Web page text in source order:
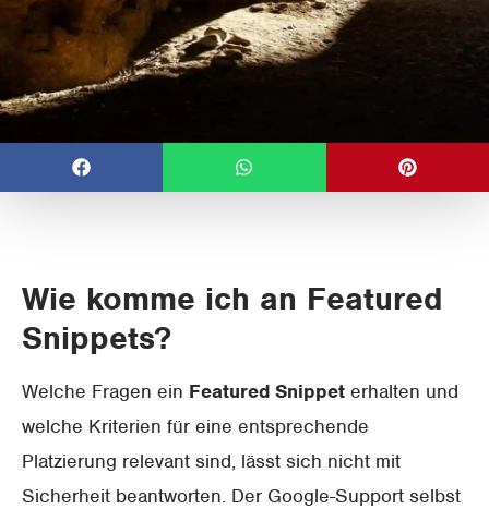
Wie komme ich an Featured
Snippets?
Welche Fragen ein Featured Snippet erhalten und
welche Kriterien für eine entsprechende
Platzierung relevant sind, lässt sich nicht mit
Sicherheit beantworten. Der Google-Support selbst